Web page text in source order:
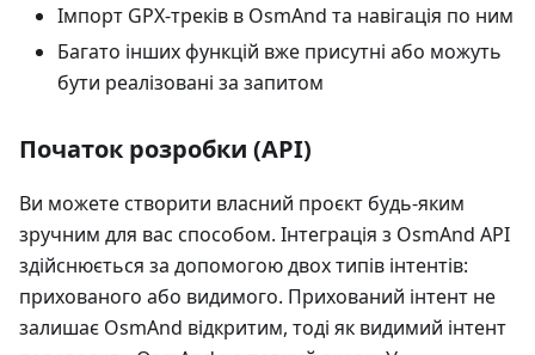
Імпорт GPX-треків в OsmAnd та навігація по ним
Багато інших функцій вже присутні або можуть
бути реалізовані за запитом
Початок розробки (API)
Ви можете створити власний проєкт будь-яким
зручним для вас способом. Інтеграція з OsmAnd API
здійснюється за допомогою двох типів інтентів:
прихованого або видимого. Прихований інтент не
залишає OsmAnd відкритим, тоді як видимий інтент